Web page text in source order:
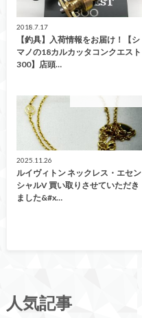
2018.7.17
【釣具】入荷情報をお届け！【シ
マノの18カルカッタコンクエスト
300】店頭…
2025.11.26
ルイヴィトン ネックレス・エセン
シャルV 買い取りさせていただき
ました&#x…
人気記事